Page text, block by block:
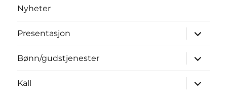
Nyheter
Presentasjon
Utvid
Bønn/gudstjenester
Utvid
Kall
Utvid